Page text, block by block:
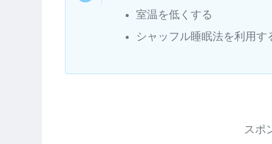
室温を低くする
シャッフル睡眠法を利用す
スポ